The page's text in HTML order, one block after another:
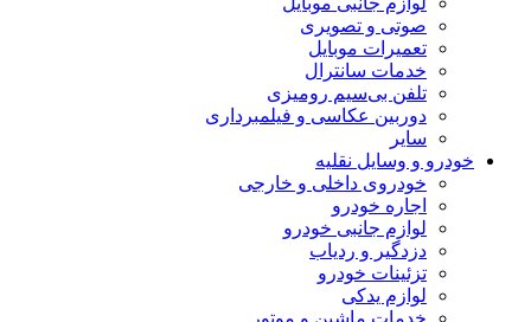
صوتی و تصویری
تعمیرات موبایل
خدمات سانترال
تلفن بی‌سیم رومیزی
دوربین عکاسی و فیلمبرداری
سایر
خودرو و وسایل نقلیه
خودروی داخلی و خارجی
اجاره خودرو
لوازم جانبی خودرو
دزدگیر و ردیاب
تزئینات خودرو
لوازم یدکی